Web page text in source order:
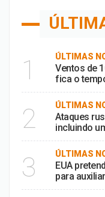
1 ÚLTIMAS
Ventos de
fica o
2 ÚLTIMAS
Ataques
incluindo
3 ÚLTIMAS
EUA
para